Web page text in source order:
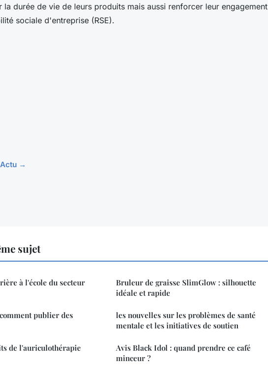
la durée de vie de leurs produits mais aussi renforcer leur engagement
sociale d'entreprise (RSE).
→
sujet
à l'école du secteur
publier des
de l'auriculothérapie
Bruleur de graisse SlimGlow : silhouette
idéale et rapide
les nouvelles sur les problèmes de santé
mentale et les initiatives de soutien
Avis Black Idol : quand prendre ce café
minceur ?